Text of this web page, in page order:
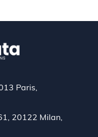
Paris,
20122 Milan,